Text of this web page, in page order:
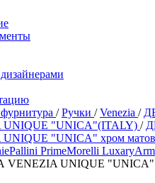
/Ручки /Venezia /
"UNICA"(ITALY) /
"UNICA" хром
Pallini PrimeMorelli Luxary
UNIQUE "UNICA"